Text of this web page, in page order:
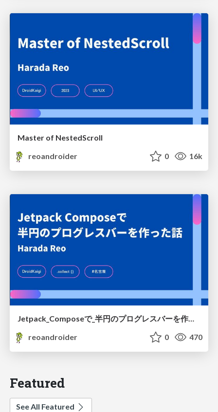
Master of NestedScroll
reoandroider
0 16k
Jetpack_Composeで_半円のプログレスバーを作った話
reoandroider
0 470
Featured
See All Featured